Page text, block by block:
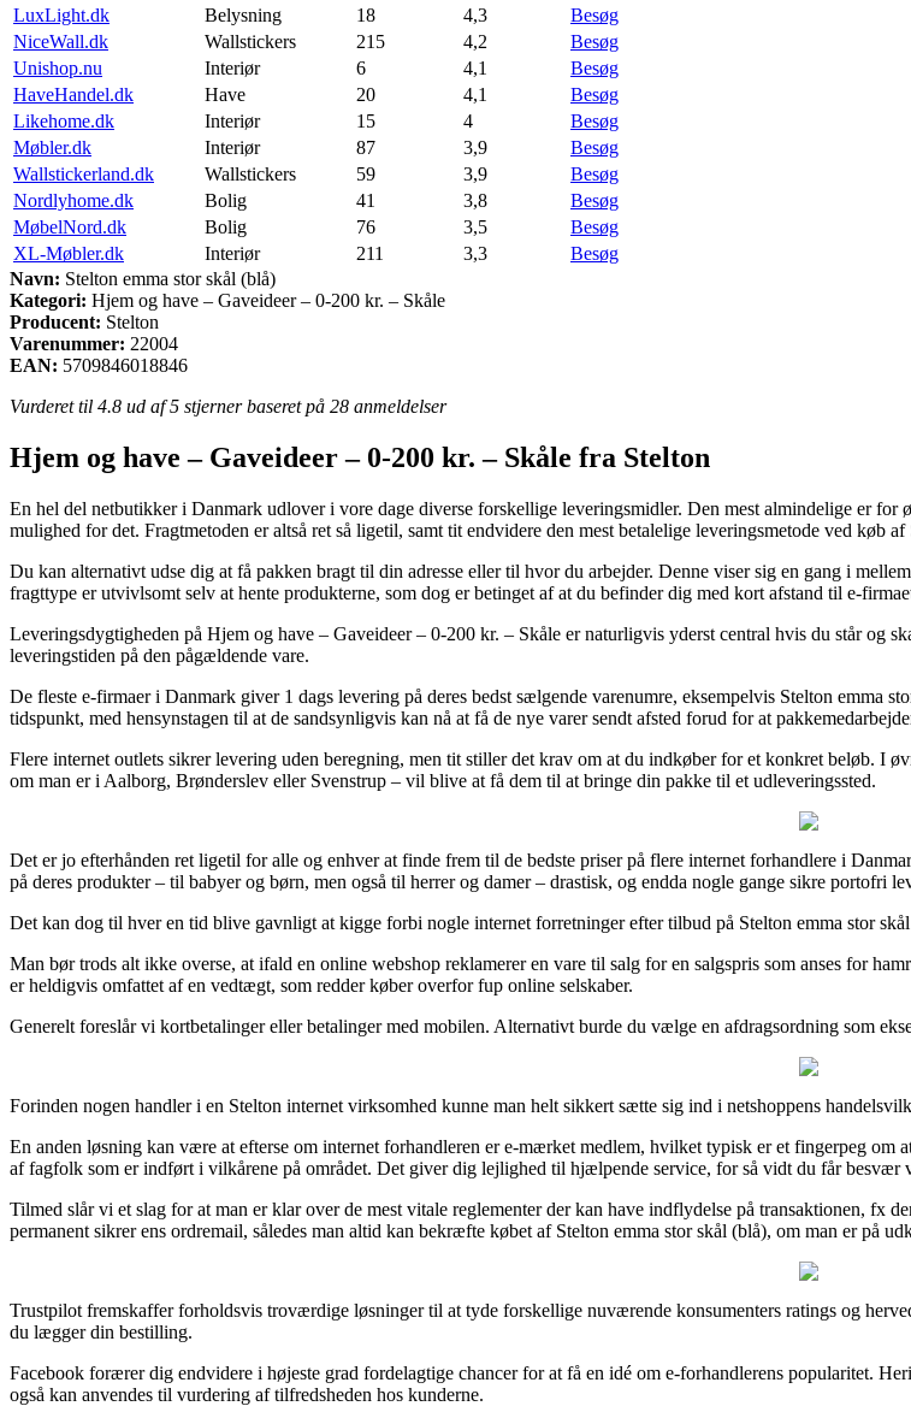
LuxLight.dk
Belysning 18 4,3
Besøg
NiceWall.dk
Wallstickers 215 4,2
Besøg
Unishop.nu
Interiør 6 4,1
Besøg
HaveHandel.dk
Have 20 4,1
Besøg
Likehome.dk
Interiør 15 4
Besøg
Møbler.dk
Interiør 87 3,9
Besøg
Wallstickerland.dk
Wallstickers 59 3,9
Besøg
Nordlyhome.dk
Bolig 41 3,8
Besøg
MøbelNord.dk
Bolig 76 3,5
Besøg
XL-Møbler.dk
Interiør 211 3,3
Besøg
Navn: Stelton emma stor skål (blå)
Kategori: Hjem og have – Gaveideer – 0-200 kr. – Skåle
Producent: Stelton
Varenummer: 22004
EAN: 5709846018846
Vurderet til 4.8 ud af 5 stjerner baseret på 28 anmeldelser
Hjem og have – Gaveideer – 0-200 kr. – Skåle fra Stelton
En hel del netbutikker i Danmark udlover i vore dage diverse forskellige leveringsmidler. Den mest almindelige er for
mulighed for det. Fragtmetoden er altså ret så ligetil, samt tit endvidere den mest betalelige leveringsmetode ved køb
Du kan alternativt udse dig at få pakken bragt til din adresse eller til hvor du arbejder. Denne viser sig en gang i
fragttype er utvivlsomt selv at hente produkterne, som dog er betinget af at du befinder dig med kort afstand til e-
Leveringsdygtigheden på Hjem og have – Gaveideer – 0-200 kr. – Skåle er naturligvis yderst central hvis du står og
leveringstiden på den pågældende vare.
De fleste e-firmaer i Danmark giver 1 dags levering på deres bedst sælgende varenumre, eksempelvis Stelton emma
tidspunkt, med hensynstagen til at de sandsynligvis kan nå at få de nye varer sendt afsted forud for at
Flere internet outlets sikrer levering uden beregning, men tit stiller det krav om at du indkøber for et konkret beløb.
om man er i Aalborg, Brønderslev eller Svenstrup – vil blive at få dem til at bringe din pakke til et udleveringssted.
Det er jo efterhånden ret ligetil for alle og enhver at finde frem til de bedste priser på flere internet forhandlere i
på deres produkter – til babyer og børn, men også til herrer og damer – drastisk, og endda nogle gange sikre portofri
Det kan dog til hver en tid blive gavnligt at kigge forbi nogle internet forretninger efter tilbud på Stelton emma stor
Man bør trods alt ikke overse, at ifald en online webshop reklamerer en vare til salg for en salgspris som anses for
er heldigvis omfattet af en vedtægt, som redder køber overfor fup online selskaber.
Generelt foreslår vi kortbetalinger eller betalinger med mobilen. Alternativt burde du vælge en afdragsordning som
Forinden nogen handler i en Stelton internet virksomhed kunne man helt sikkert sætte sig ind i netshoppens
En anden løsning kan være at efterse om internet forhandleren er e-mærket medlem, hvilket typisk er et fingerpeg
af fagfolk som er indført i vilkårene på området. Det giver dig lejlighed til hjælpende service, for så vidt du får besvær
Tilmed slår vi et slag for at man er klar over de mest vitale reglementer der kan have indflydelse på transaktionen, fx
permanent sikrer ens ordremail, således man altid kan bekræfte købet af Stelton emma stor skål (blå), om man er på
Trustpilot fremskaffer forholdsvis troværdige løsninger til at tyde forskellige nuværende konsumenters ratings og
du lægger din bestilling.
Facebook forærer dig endvidere i højeste grad fordelagtige chancer for at få en idé om e-forhandlerens popularitet.
også kan anvendes til vurdering af tilfredsheden hos kunderne.